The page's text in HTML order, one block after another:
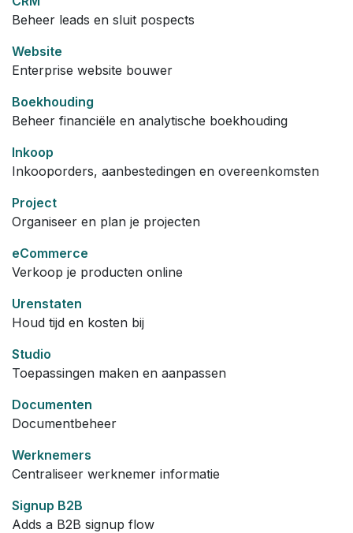
Beheer leads en sluit pospects
Website
Enterprise website bouwer
Boekhouding
Beheer financiële en analytische boekhouding
Inkoop
Inkooporders, aanbestedingen en overeenkomsten
Project
Organiseer en plan je projecten
eCommerce
Verkoop je producten online
Urenstaten
Houd tijd en kosten bij
Studio
Toepassingen maken en aanpassen
Documenten
Documentbeheer
Werknemers
Centraliseer werknemer informatie
Signup B2B
Adds a B2B signup flow